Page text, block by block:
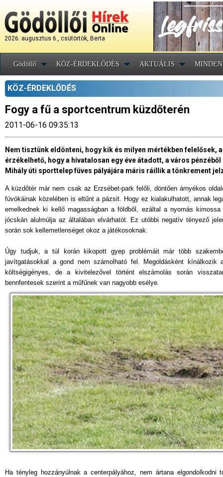
2026. augusztus 6., csütörtök, Berta
Gödöllő KÖZ-ÉRDEKLŐDÉS AKTUÁLIS
KÖZ-ÉRDEKLŐDÉS
Fogy a fű a sportcentrum küzdőterén
2011-06-16 09:35:13
Nem tisztünk eldönteni, hogy kik és milyen mértékben felelősek,
érzékelhető, hogy a hivatalosan egy éve átadott, a város
Mihály úti sporttelep füves pályájára máris ráillik a tönkrement
A küzdőtér már nem csak az Erzsébet-park felőli, döntően árnyékos
fúvókáinak közelében is eltűnt a pázsit. Hogy ez kialakulhatott, annak
emelkednek ki kellő magasságban a földből, ezáltal a nyomás
jócskán alulmúlja az általában elvárhatót. Ez utóbbi negatív tényező
során sok kellemetlenséget okoz a játékosoknak.
Úgy tudjuk, a túl korán kikopott gyep problémáit már több
javítgatásokkal a gond nem számolható fel. Megoldásként
költségigényes, de a kivitelezővel történt elszámolás során
bennfentesek szerint a műfűnek van nagyobb esélye.
Ha tényleg hozzányúlnak a centerpályához, nem ártana